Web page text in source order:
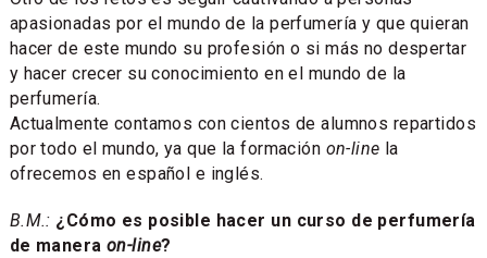
apasionadas por el mundo de la perfumería y que quieran
hacer de este mundo su profesión o si más no despertar
y hacer crecer su conocimiento en el mundo de la
perfumería.
Actualmente contamos con cientos de alumnos repartidos
por todo el mundo, ya que la formación on-line la
ofrecemos en español e inglés.
B.M.: ¿Cómo es posible hacer un curso de perfumería
de manera on-line?